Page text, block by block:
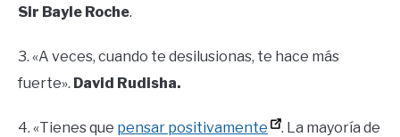
Sir Bayle Roche.
3. «A veces, cuando te desilusionas, te hace más
fuerte». David Rudisha.
4. «Tienes que pensar positivamente
. La mayoría de